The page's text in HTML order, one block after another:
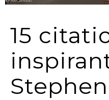
15
Stephen